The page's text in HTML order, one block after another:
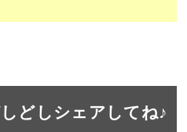
どしシェアしてね♪